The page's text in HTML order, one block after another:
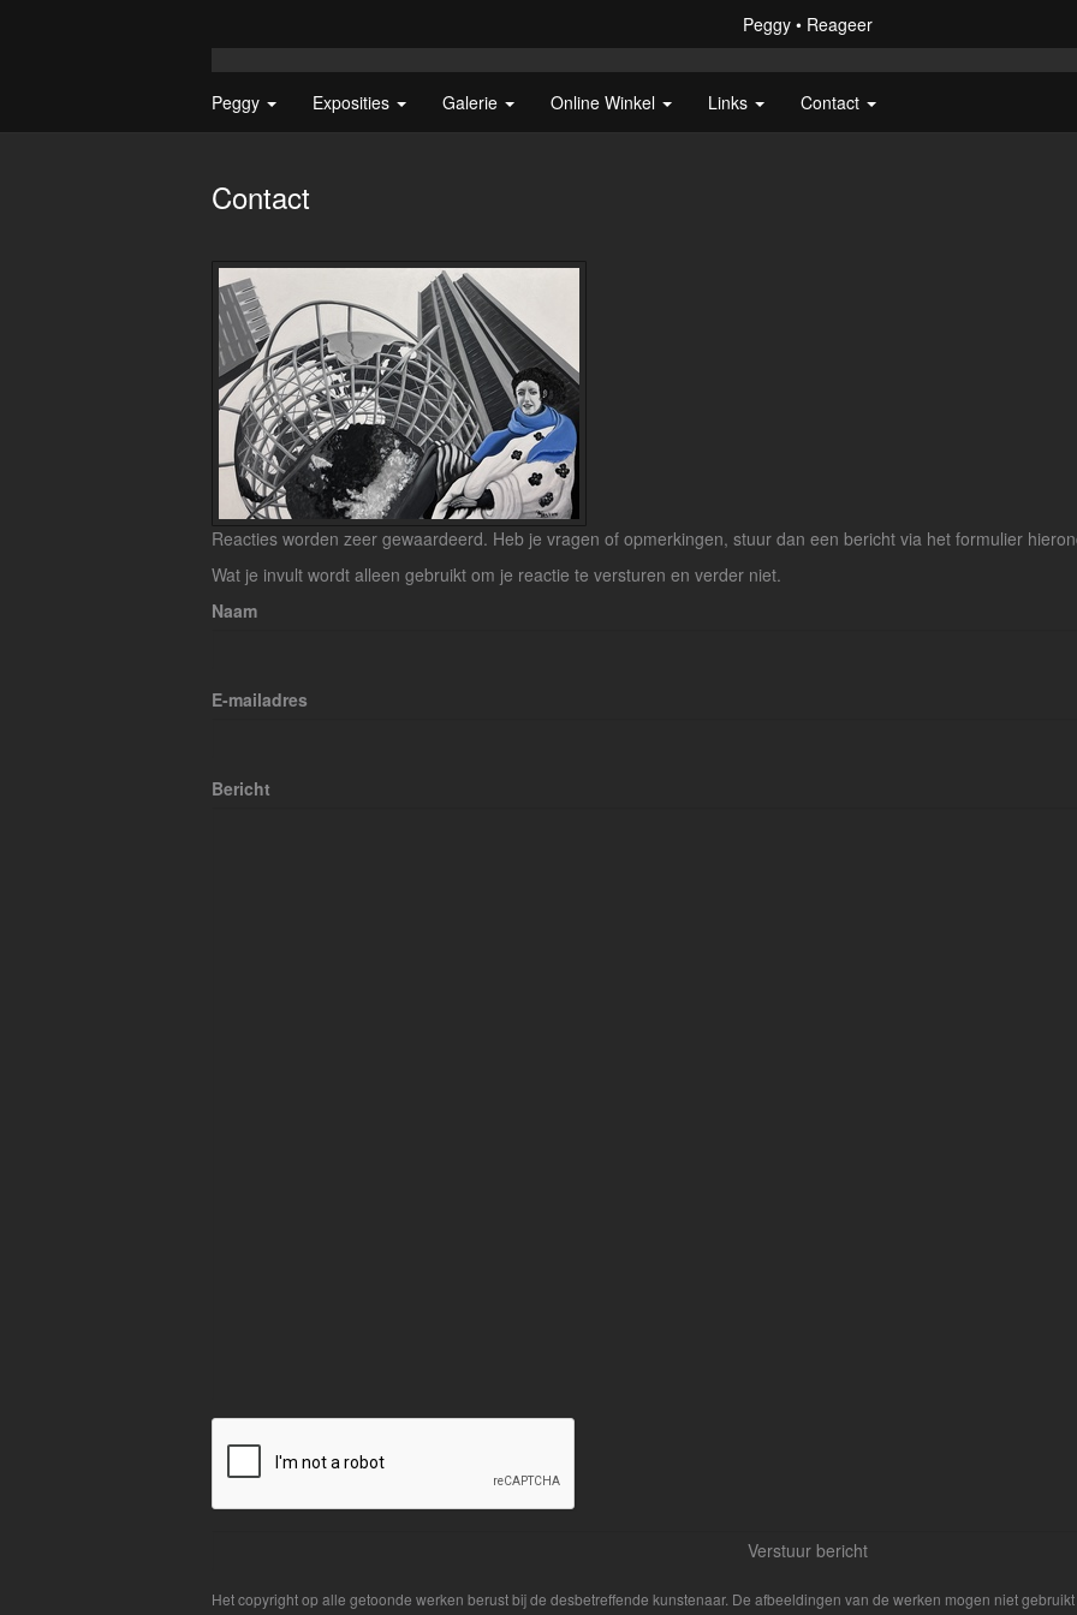
Peggy Reageer
Peggy Exposities Galerie Online Winkel Links Contact
Contact
Reacties worden zeer gewaardeerd. Heb je vragen of opmerkingen, stuur dan een bericht via het formulier
Wat je invult wordt alleen gebruikt om je reactie te versturen en verder niet.
Naam
E-mailadres
Bericht
Het copyright op alle getoonde werken berust bij de desbetreffende kunstenaar. De afbeeldingen van de werken mogen niet